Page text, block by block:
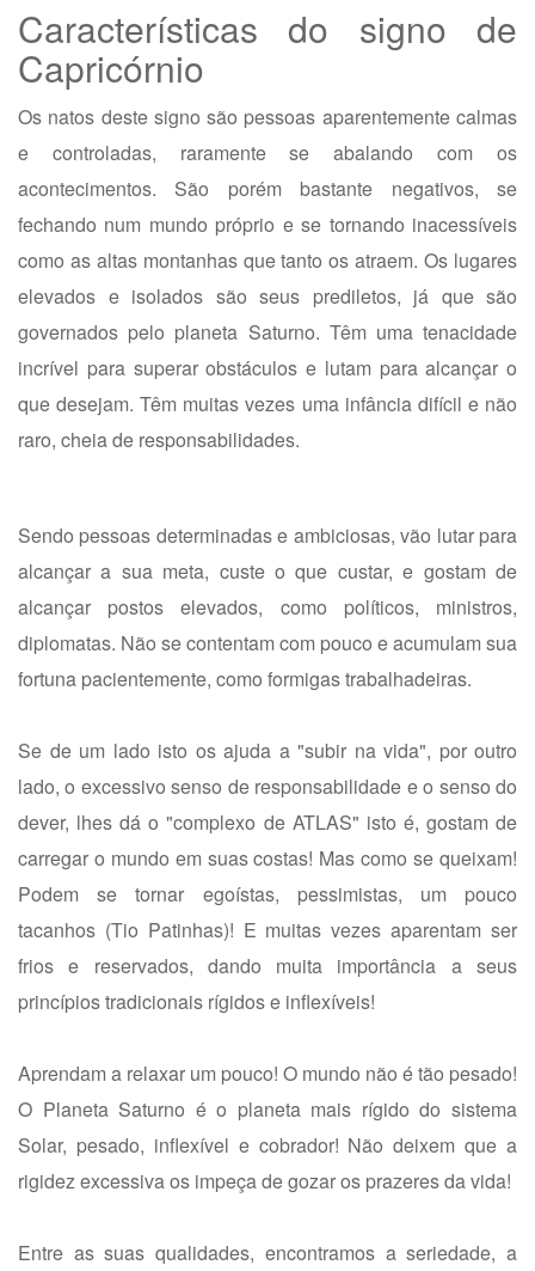
Características do signo de
Capricórnio
Os natos deste signo são pessoas aparentemente calmas
e controladas, raramente se abalando com os
acontecimentos. São porém bastante negativos, se
fechando num mundo próprio e se tornando inacessíveis
como as altas montanhas que tanto os atraem. Os lugares
elevados e isolados são seus prediletos, já que são
governados pelo planeta Saturno. Têm uma tenacidade
incrível para superar obstáculos e lutam para alcançar o
que desejam. Têm muitas vezes uma infância difícil e não
raro, cheia de responsabilidades.
Sendo pessoas determinadas e ambiciosas, vão lutar para
alcançar a sua meta, custe o que custar, e gostam de
alcançar postos elevados, como políticos, ministros,
diplomatas. Não se contentam com pouco e acumulam sua
fortuna pacientemente, como formigas trabalhadeiras.
Se de um lado isto os ajuda a "subir na vida", por outro
lado, o excessivo senso de responsabilidade e o senso do
dever, lhes dá o "complexo de ATLAS" isto é, gostam de
carregar o mundo em suas costas! Mas como se queixam!
Podem se tornar egoístas, pessimistas, um pouco
tacanhos (Tio Patinhas)! E muitas vezes aparentam ser
frios e reservados, dando muita importância a seus
princípios tradicionais rígidos e inflexíveis!
Aprendam a relaxar um pouco! O mundo não é tão pesado!
O Planeta Saturno é o planeta mais rígido do sistema
Solar, pesado, inflexível e cobrador! Não deixem que a
rigidez excessiva os impeça de gozar os prazeres da vida!
Entre as suas qualidades, encontramos a seriedade, a